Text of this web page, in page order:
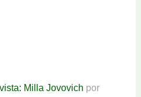
Milla Jovovich por